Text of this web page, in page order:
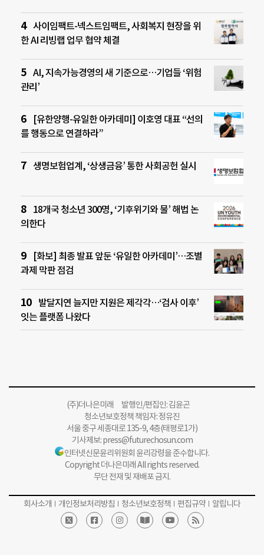
사이임팩트-넥스트임팩트, 사회복지 현장을 위
한 AI 리빙랩 업무 협약 체결
AI, 지속가능경영의 새 기준으로…기업들 ‘위험
관리’
[유한양행-유일한 아카데미] 이호영 대표 “선의
를 행동으로 연결하라”
생명보험업계, ‘상생금융’ 통한 사회공헌 실시
18개국 청소년 300명, ‘기후위기와 물’ 해법 논
의한다
[화보] 최종 발표 앞둔 ‘유일한 아카데미’…조별
과제 막판 점검
발달지연 늘지만 지원은 제각각…‘검사 이후’
잇는 플랫폼 나왔다
(주)더나은미래 발행인/편집인: 김윤곤
청소년보호정책 책임자: 정유진
서울 중구 세종대로 135-9, 4층(태평로1가)
기사제보:press@futurechosun.com
인터넷신문윤리위원회 윤리강령을 준수합니다.
Copyright 더나은미래 All rights reserved.
무단 전재 및 재배포 금지.
회사소개 개인정보처리방침 청소년보호정책 편집규약 알립니다